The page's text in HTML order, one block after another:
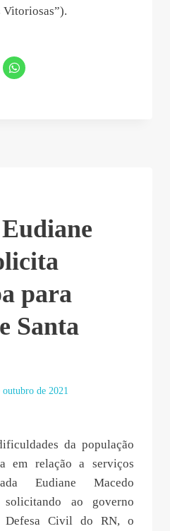
Vitoriosas”).
para
Santa
outubro de 2021
da população
em relação a serviços
Eudiane Macedo
solicitando ao governo
Defesa Civil do RN, o